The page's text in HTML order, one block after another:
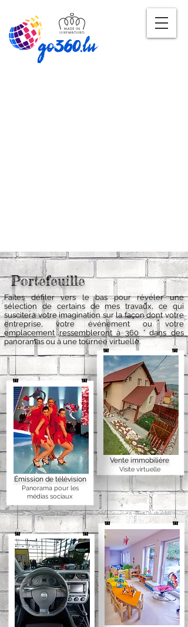
go360.lu
Faites défiler vers le bas pour révéler une
sélection de certains de mes travaux, ce qui
suscitera votre imagination sur la façon dont votre
entreprise, votre événement ou votre
emplacement ressembleront à 360 ° dans des
panoramas ou à une tournée virtuelle.
Portefeuille
Vente immobilière
Visite virtuelle
Émission de télévision
Panorama pour les
médias sociaux